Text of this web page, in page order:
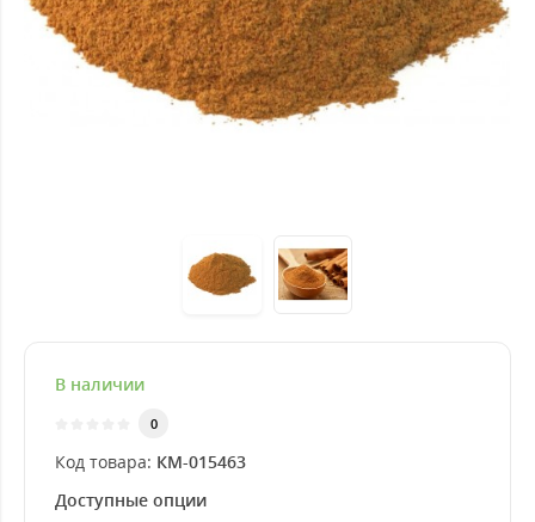
В наличии
0
Код товара: КМ-015463
Доступные опции